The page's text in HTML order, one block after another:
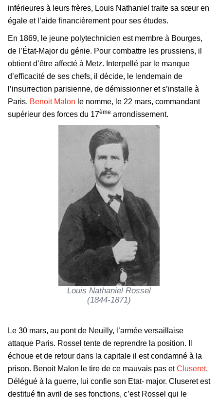
inférieures à leurs frères, Louis Nathaniel traite sa sœur en
égale et l’aide financièrement pour ses études.
En 1869, le jeune polytechnicien est membre à Bourges,
de l’État-Major du génie. Pour combattre les prussiens, il
obtient d’être affecté à Metz. Interpellé par le manque
d’efficacité de ses chefs, il décide, le lendemain de
l’insurrection parisienne, de démissionner et s’installe à
Paris. Benoit Malon le nomme, le 22 mars, commandant
supérieur des forces du 17ème arrondissement.
Louis Nathaniel Rossel
(1844-1871)
Le 30 mars, au pont de Neuilly, l’armée versaillaise
attaque Paris. Rossel tente de reprendre la position. Il
échoue et de retour dans la capitale il est condamné à la
prison. Benoit Malon le tire de ce mauvais pas etCluseret,
Délégué à la guerre, lui confie son Etat- major. Cluseret est
destitué fin avril de ses fonctions, c’est Rossel qui le